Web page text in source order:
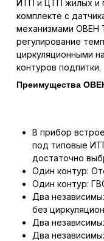
ИТП и ЦТП жилых и
комплекте с
механизмами ОВЕН
регулирование
циркуляционными
контуров подпитки.
Преимущества
В прибор
под типовые
достаточно
Один контур:
Один контур:
Два
без
Два
Два